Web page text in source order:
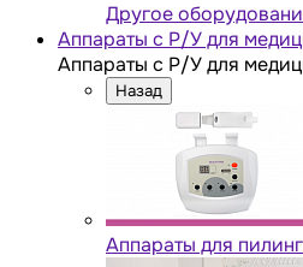
Другое
Аппараты с Р/У для
Аппараты с Р/У для
Назад
Аппараты для